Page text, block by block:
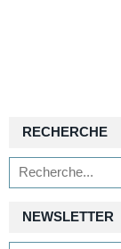
NEWSLETTER
RECHERCHE